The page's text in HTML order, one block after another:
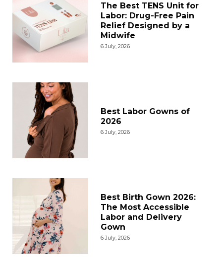
The Best TENS Unit for
Labor: Drug-Free Pain
Relief Designed by a
Midwife
6 July, 2026
Best Labor Gowns of
2026
6 July, 2026
Best Birth Gown 2026:
The Most Accessible
Labor and Delivery
Gown
6 July, 2026